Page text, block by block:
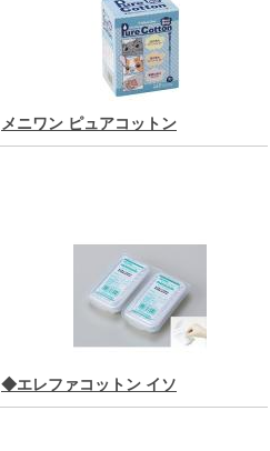
メニワン ピュアコットン
◆エレファコットン イソ